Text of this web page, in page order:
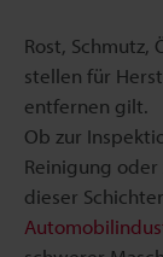
Rost, Schmutz,
stellen für
entfernen gilt.
Ob zur
Reinigung oder
dieser